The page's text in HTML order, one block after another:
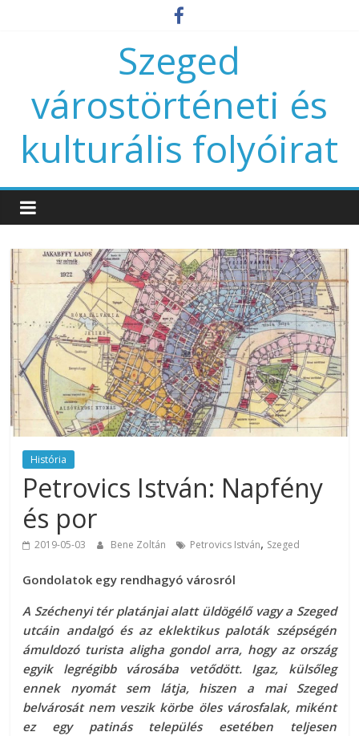
Szeged
várostörténeti és
kulturális folyóirat
História
Petrovics István: Napfény
és por
2019-05-03 Bene Zoltán Petrovics István, Szeged
Gondolatok egy rendhagyó városról
A Széchenyi tér platánjai alatt üldögélő vagy a Szeged
utcáin andalgó és az eklektikus paloták szépségén
ámuldozó turista aligha gondol arra, hogy az ország
egyik legrégibb városába vetődött. Igaz, külsőleg
ennek nyomát sem látja, hiszen a mai Szeged
belvárosát nem veszik körbe öles városfalak, miként
ez egy patinás település esetében teljesen